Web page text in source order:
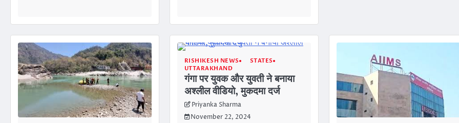
RISHIKESH NEWS
STATES
UTTARAKHAND
गंगा पर युवक और युवती ने बनाया
अश्लील वीडियो, मुकदमा दर्ज
Priyanka Sharma
November 22, 2024